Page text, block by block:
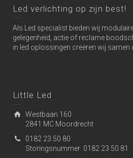
Led verlichting op zijn best!
Als Led specialist bieden wij
gelegenheid, actie of reclame
in led oplossingen creëren wij samen
Little Led
Westbaan 160
2841 MC Moordrecht
0182 23 50 80
Storingsnummer: 0182 23 50 81